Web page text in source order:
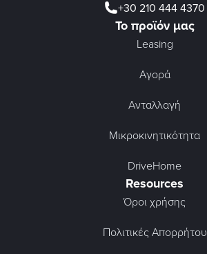
+30 210 444 4370
Το προϊόν μας
Leasing
Αγορά
Ανταλλαγή
Μικροκινητικότητα
DriveHome
Resources
Όροι χρήσης
Πολιτικές Απορρήτου